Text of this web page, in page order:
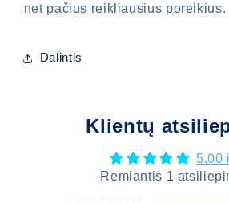
net pačius reikliausius poreikius.
Dalintis
Klientų
5.00
Remiantis 1